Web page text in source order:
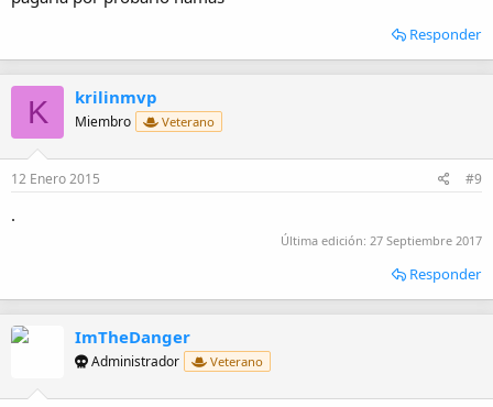
Responder
K krilinmvp
Miembro Veterano
12 Enero 2015 #9
.
Última edición: 27 Septiembre 2017
Responder
ImTheDanger
Administrador Veterano